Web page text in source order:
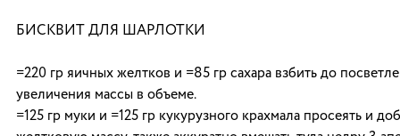
БИСКВИТ ДЛЯ ШАРЛОТКИ
=220 гр яичных желтков и =85 гр сахара взбить до
увеличения массы в объеме.
=125 гр муки и =125 гр кукурузного крахмала просеять и